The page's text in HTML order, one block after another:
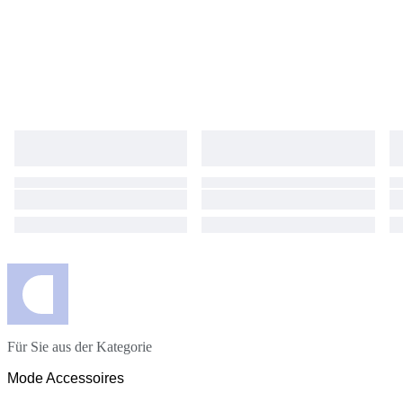
Für Sie aus der Kategorie
Mode Accessoires